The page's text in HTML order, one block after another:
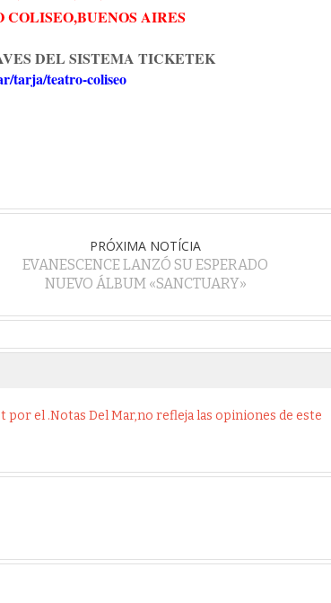
COLISEO,BUENOS AIRES
DEL SISTEMA TICKETEK
tarja/teatro-coliseo
PRÓXIMA NOTÍCIA
EVANESCENCE LANZÓ SU ESPERADO
NUEVO ÁLBUM «SANCTUARY»
el .Notas Del Mar,no refleja las opiniones de este